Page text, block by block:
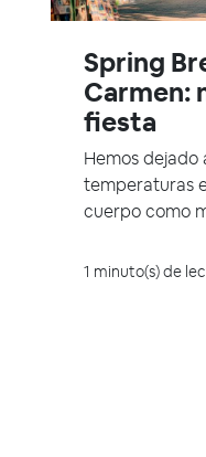
Spring
Carmen:
fiesta
Hemos dejado
temperaturas
cuerpo como
1 minuto(s) de